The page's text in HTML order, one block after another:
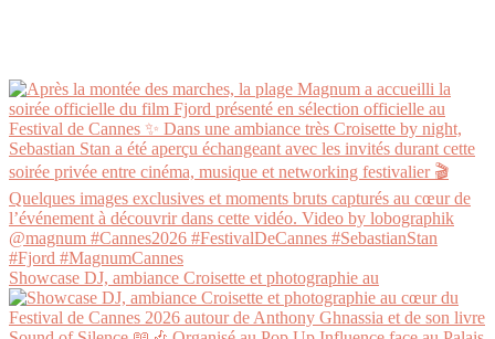
Showcase DJ, ambiance Croisette et photographie au